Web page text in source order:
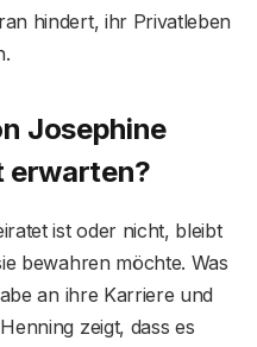
hindert, ihr Privatleben
Josephine
erwarten?
ist oder nicht, bleibt
bewahren möchte. Was
an ihre Karriere und
zeigt, dass es